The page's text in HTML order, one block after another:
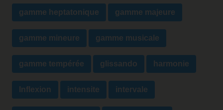
gamme heptatonique gamme majeure
gamme mineure gamme musicale
gamme tempérée glissando harmonie
Inflexion intensite intervale